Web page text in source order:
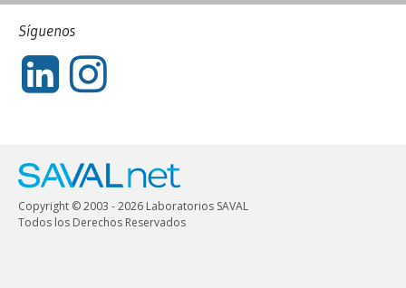
Síguenos
Copyright © 2003 - 2026 Laboratorios SAVAL
Todos los Derechos Reservados